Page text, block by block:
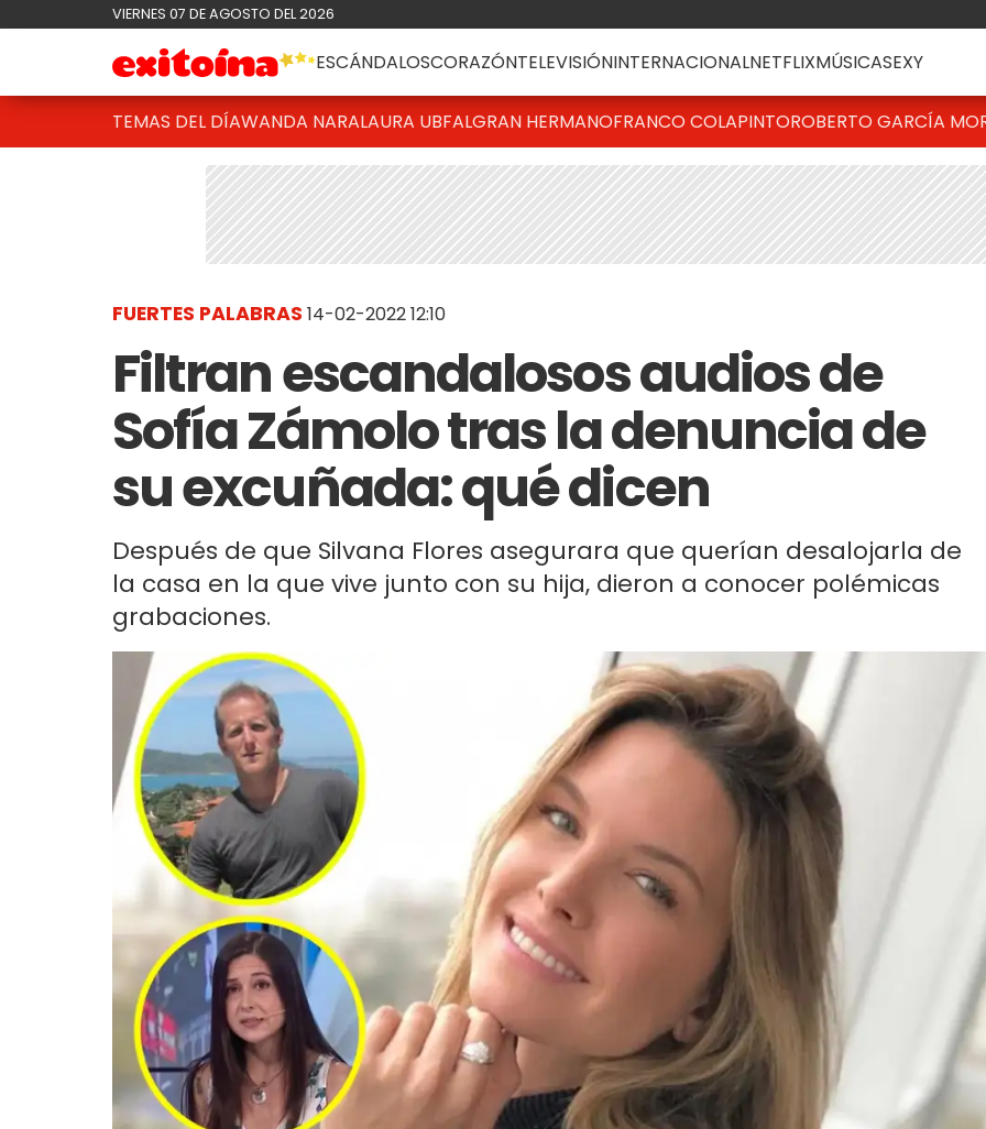
VIERNES 07 DE AGOSTO DEL 2026
ESCÁNDALOSCORAZÓNTELEVISIÓNINTERNACIONALNETFLIXMÚSICASEXY
TEMAS DEL DÍAWANDA NARALAURA UBFALGRAN HERMANOFRANCO COLAPINTOROBERTO GARCÍA
FUERTES PALABRAS 14-02-2022 12:10
Filtran escandalosos audios de
Sofía Zámolo tras la denuncia de
su excuñada: qué dicen
Después de que Silvana Flores asegurara que querían desalojarla de
la casa en la que vive junto con su hija, dieron a conocer polémicas
grabaciones.